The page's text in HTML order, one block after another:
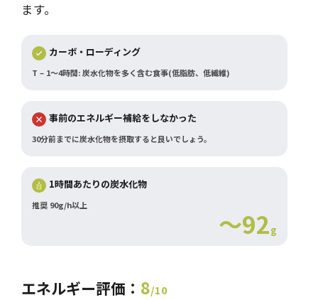
ます。
カーボ・ローディング
T – 1～4時間: 炭水化物を多く含む食事(低脂肪、低繊維)
事前のエネルギー補給をしなかった
30分前までに炭水化物を摂取すると良いでしょう。
1時間あたりの炭水化物
推奨 90g/h以上
～92g
エネルギー評価： 8/10